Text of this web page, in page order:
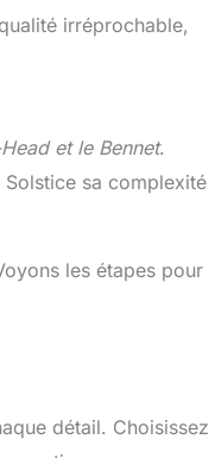
irréprochable,
et le Bennet.
sa complexité
les étapes pour
détail. Choisissez